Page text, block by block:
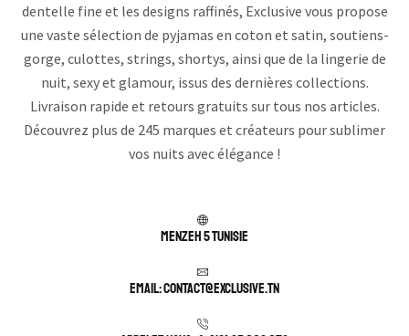
dentelle fine et les designs raffinés, Exclusive vous propose
une vaste sélection de pyjamas en coton et satin, soutiens-
gorge, culottes, strings, shortys, ainsi que de la lingerie de
nuit, sexy et glamour, issus des dernières collections.
Livraison rapide et retours gratuits sur tous nos articles.
Découvrez plus de 245 marques et créateurs pour sublimer
vos nuits avec élégance !
Menzeh 5 TUNISIE
Email: contact@exclusive.tn